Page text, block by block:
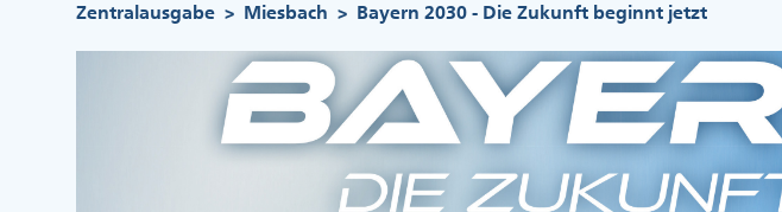
Zentralausgabe > Miesbach > Bayern 2030 - Die Zukunft beginnt jetzt